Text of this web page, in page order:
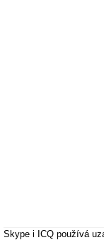
Skype i ICQ používá